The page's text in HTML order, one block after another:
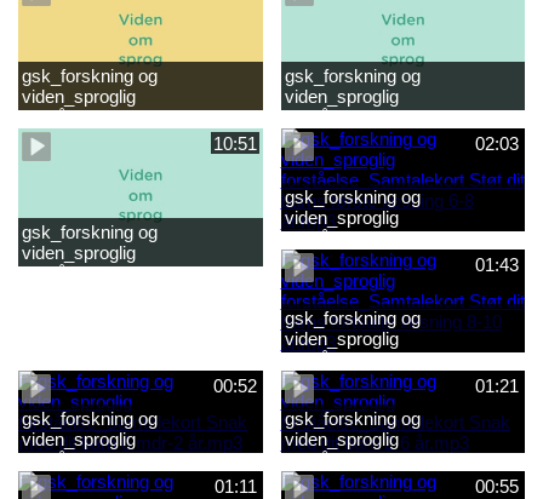
gsk_forskning og
viden_sproglig
forståelse_Snak med dit barn
2-6 år.mp4
gsk_forskning og
viden_sproglig
forståelse_Snak med din
baby 0-6 mdr.mp4
10:51
gsk_forskning og
viden_sproglig
forståelse_Barnets sproglige
02:03
gsk_forskning og
viden_sproglig
forståelse_Samtalekort Støt
dit barns første læsning 6-8
år.mp3
01:43
gsk_forskning og
viden_sproglig
forståelse_Samtalekort Støt
dit barns fortsatte læsning 8-
10 år.mp3
00:52
gsk_forskning og
viden_sproglig
forståelse_Samtalekort Snak
med dit barn 6 mdr-2 år.mp3
01:21
gsk_forskning og
viden_sproglig
forståelse_Samtalekort Snak
med dit barn 2-6 år.mp3
01:11
00:55